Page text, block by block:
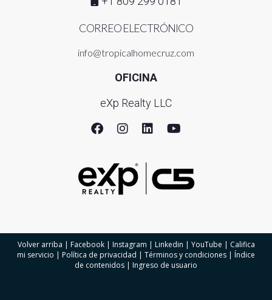
CORREO ELECTRÓNICO
info@tropicalhomecruz.com
OFICINA
eXp Realty LLC
Volver arriba | Facebook| Instagram | Linkedin | YouTube | Califica
mi servicio | Política de privacidad | Términos y condiciones | Índice
de contenidos | Ingreso de usuario